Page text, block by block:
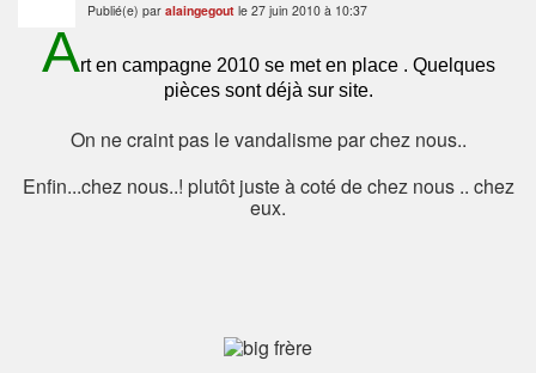
Publié(e) par alaingegout le 27 juin 2010 à 10:37
Art en campagne 2010 se met en place . Quelques
pièces sont déjà sur site.
On ne craint pas le vandalisme par chez nous..
Enfin...chez nous..! plutôt juste à coté de chez nous .. chez
eux.